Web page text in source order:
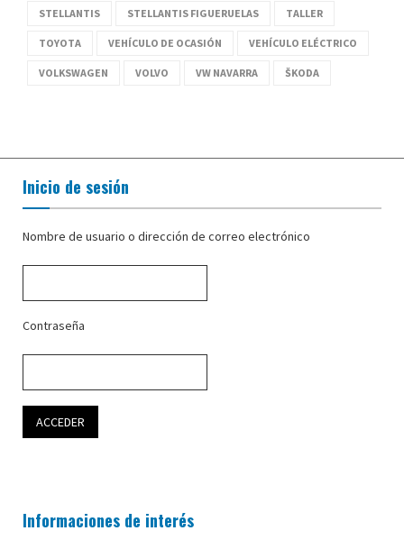
STELLANTIS STELLANTIS FIGUERUELAS TALLER
TOYOTA VEHÍCULO DE OCASIÓN VEHÍCULO ELÉCTRICO
VOLKSWAGEN VOLVO VW NAVARRA ŠKODA
Inicio de sesión
Nombre de usuario o dirección de correo electrónico
Contraseña
Informaciones de interés